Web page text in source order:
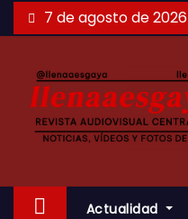
Saltar
al
7 de agosto de 2026
Actualidad